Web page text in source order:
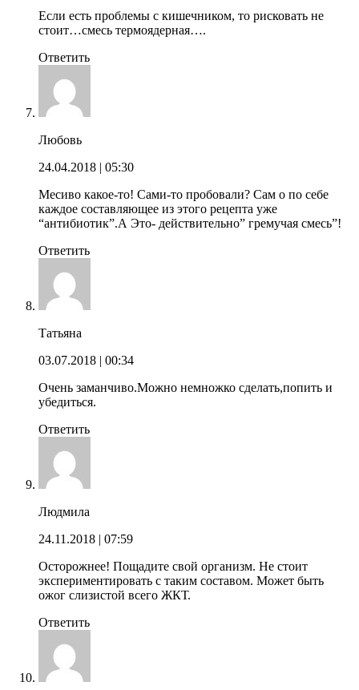
Если есть проблемы с кишечником, то рисковать не
стоит…смесь термоядерная….
Ответить
Любовь
24.04.2018 | 05:30
Месиво какое-то! Сами-то пробовали? Сам о по себе
каждое составляющее из этого рецепта уже
“антибиотик”.А Это- действительно” гремучая смесь”!
Ответить
Татьяна
03.07.2018 | 00:34
Очень заманчиво.Можно немножко сделать,попить и
убедиться.
Ответить
Людмила
24.11.2018 | 07:59
Осторожнее! Пощадите свой организм. Не стоит
экспериментировать с таким составом. Может быть
ожог слизистой всего ЖКТ.
Ответить